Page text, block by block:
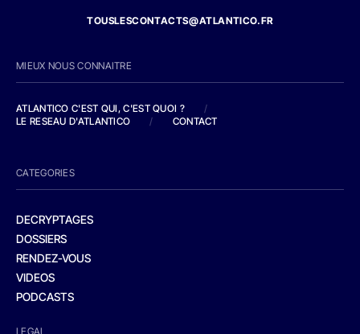
TOUSLESCONTACTS@ATLANTICO.FR
MIEUX NOUS CONNAITRE
ATLANTICO C'EST QUI, C'EST QUOI ?
/
LE RESEAU D'ATLANTICO
/ CONTACT
CATEGORIES
DECRYPTAGES
DOSSIERS
RENDEZ-VOUS
VIDEOS
PODCASTS
LEGAL